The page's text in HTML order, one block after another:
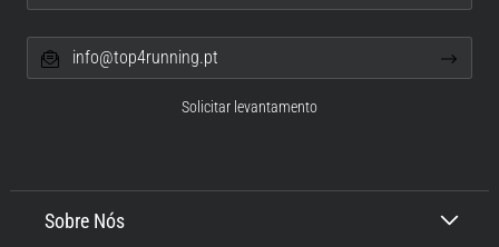
Sobre Nós
info@top4running.pt
Solicitar levantamento